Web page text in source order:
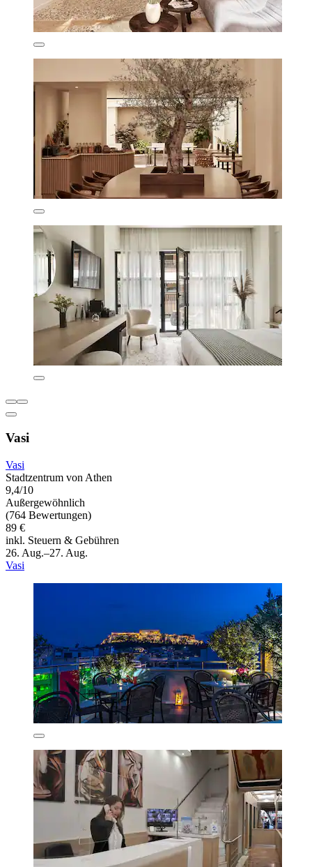
Vasi
Vasi
Stadtzentrum von Athen
9,4/10
Außergewöhnlich
(764 Bewertungen)
89 €
inkl. Steuern & Gebühren
26. Aug.–27. Aug.
Vasi